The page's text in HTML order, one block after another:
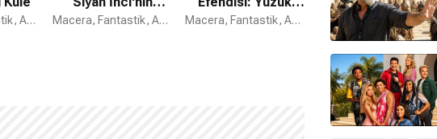
Macera, Fantastik, Aksiyon
Laneti
Macera, Fantastik, Aksiyon
Kardeşliği
Macera, Fantastik, Aksiyon